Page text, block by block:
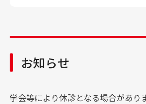
お知らせ
学会等により休診となる場合があり